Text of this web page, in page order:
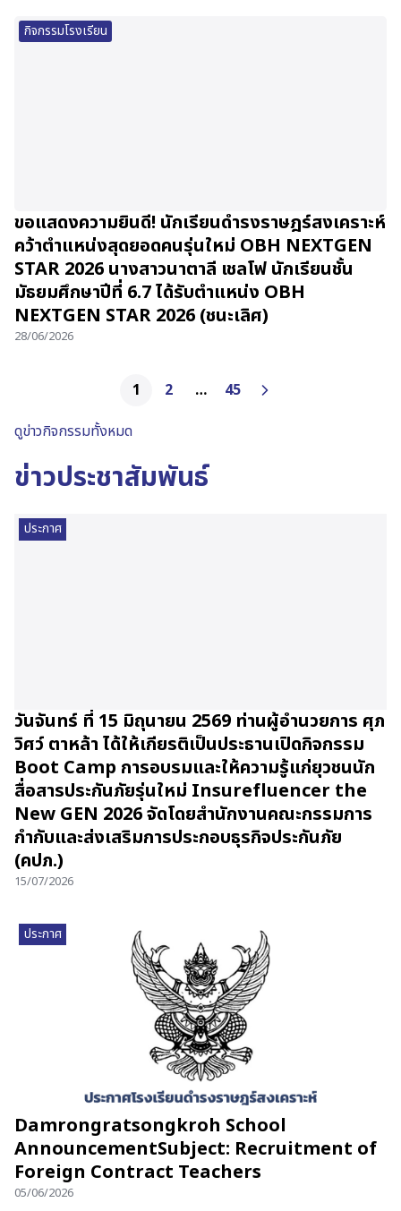
กิจกรรมโรงเรียน
ขอแสดงความยินดี! นักเรียนดำรงราษฎร์สงเคราะห์
คว้าตำแหน่งสุดยอดคนรุ่นใหม่ OBH NEXTGEN
STAR 2026 นางสาวนาตาลี เชลโฟ นักเรียนชั้น
มัธยมศึกษาปีที่ 6.7 ได้รับตำแหน่ง OBH
NEXTGEN STAR 2026 (ชนะเลิศ)
28/06/2026
1 2 …
45
ดูข่าวกิจกรรมทั้งหมด
ข่าวประชาสัมพันธ์
ประกาศ
วันจันทร์ ที่ 15 มิถุนายน 2569 ท่านผู้อำนวยการ ศุภ
วิศว์ ตาหล้า ได้ให้เกียรติเป็นประธานเปิดกิจกรรม
Boot Camp การอบรมและให้ความรู้แก่ยุวชนนัก
สื่อสารประกันภัยรุ่นใหม่ Insurefluencer the
New GEN 2026 จัดโดยสำนักงานคณะกรรมการ
กำกับและส่งเสริมการประกอบธุรกิจประกันภัย
(คปภ.)
15/07/2026
ประกาศ
Damrongratsongkroh School
AnnouncementSubject: Recruitment of
Foreign Contract Teachers
05/06/2026